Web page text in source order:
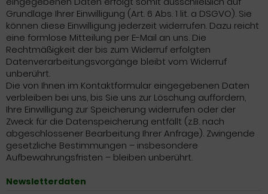
Grundlage Ihrer Einwilligung (Art. 6 Abs. 1 lit. a DSGVO). Sie
können diese Einwilligung jederzeit widerrufen. Dazu reicht
eine formlose Mitteilung per E-Mail an uns. Die
Rechtmäßigkeit der bis zum Widerruf erfolgten
Datenverarbeitungsvorgänge bleibt vom Widerruf
unberührt.
Die von Ihnen im Kontaktformular eingegebenen Daten
verbleiben bei uns, bis Sie uns zur Löschung auffordern,
Ihre Einwilligung zur Speicherung widerrufen oder der
Zweck für die Datenspeicherung entfällt (z.B. nach
abgeschlossener Bearbeitung Ihrer Anfrage). Zwingende
gesetzliche Bestimmungen – insbesondere
Aufbewahrungsfristen – bleiben unberührt.
Newsletterdaten